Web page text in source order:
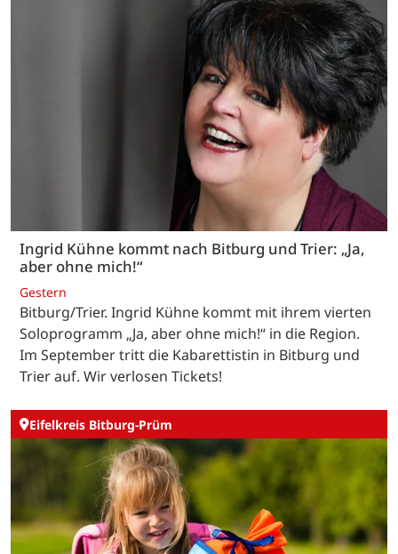
Ingrid Kühne kommt nach Bitburg und Trier: „Ja,
aber ohne mich!“
Gestern
Bitburg/Trier. Ingrid Kühne kommt mit ihrem vierten
Soloprogramm „Ja, aber ohne mich!“ in die Region.
Im September tritt die Kabarettistin in Bitburg und
Trier auf. Wir verlosen Tickets!
Eifelkreis Bitburg-Prüm